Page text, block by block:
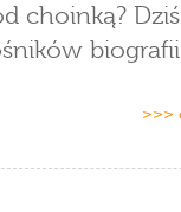
choinką? Dziś
>>>